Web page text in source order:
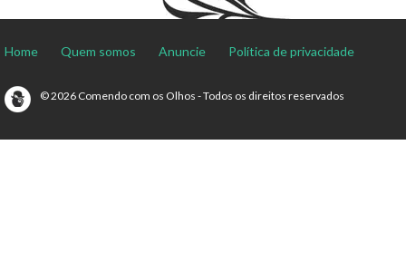
Home Quem somos Anuncie Política de privacidade
© 2026 Comendo com os Olhos - Todos os direitos reservados